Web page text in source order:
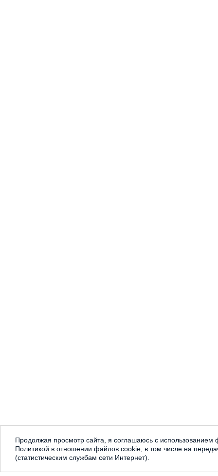
Продолжая просмотр сайта, я соглашаюсь с использованием
Политикой в отношении файлов cookie, в том числе на
(статистическим службам сети Интернет).